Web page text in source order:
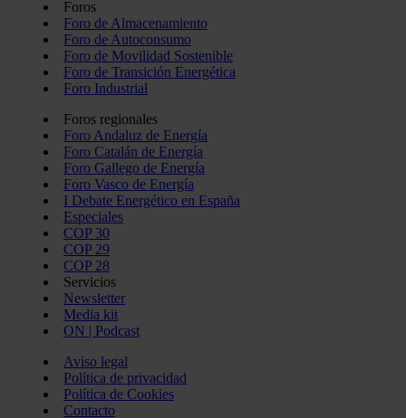
Foros
Foro de Almacenamiento
Foro de Autoconsumo
Foro de Movilidad Sostenible
Foro de Transición Energética
Foro Industrial
Foros regionales
Foro Andaluz de Energía
Foro Catalán de Energía
Foro Gallego de Energía
Foro Vasco de Energía
I Debate Energético en España
Especiales
COP 30
COP 29
COP 28
Servicios
Newsletter
Media kit
ON | Podcast
Aviso legal
Política de privacidad
Política de Cookies
Contacto